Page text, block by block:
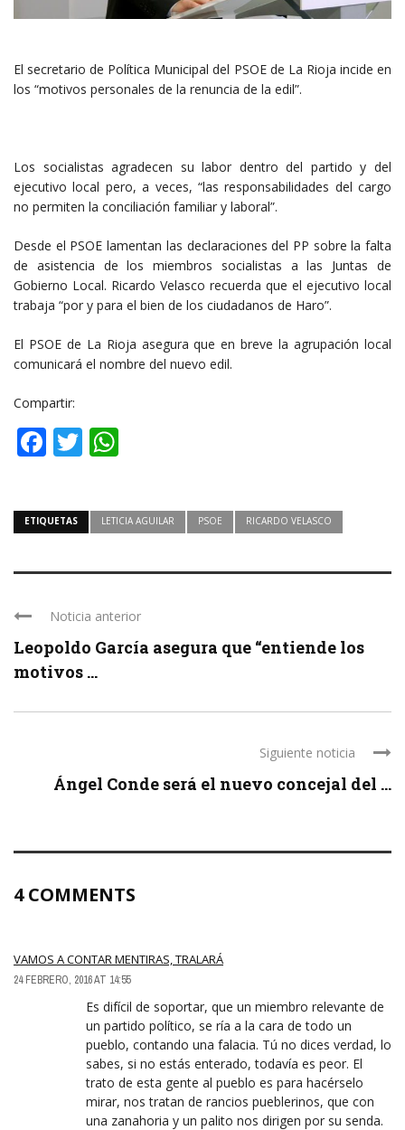
El secretario de Política Municipal del PSOE de La Rioja incide en
los “motivos personales de la renuncia de la edil”.
Los socialistas agradecen su labor dentro del partido y del
ejecutivo local pero, a veces, “las responsabilidades del cargo
no permiten la conciliación familiar y laboral”.
Desde el PSOE lamentan las declaraciones del PP sobre la falta
de asistencia de los miembros socialistas a las Juntas de
Gobierno Local. Ricardo Velasco recuerda que el ejecutivo local
trabaja “por y para el bien de los ciudadanos de Haro”.
El PSOE de La Rioja asegura que en breve la agrupación local
comunicará el nombre del nuevo edil.
Compartir:
Facebook
Twitter
ETIQUETAS LETICIA AGUILAR PSOE RICARDO VELASCO
Noticia anterior
Leopoldo García asegura que “entiende los
motivos ...
Siguiente noticia
Ángel Conde será el nuevo concejal del ...
4 COMMENTS
VAMOS A CONTAR MENTIRAS, TRALARÁ
24 FEBRERO, 2016 AT 14:55
Es difícil de soportar, que un miembro relevante de
un partido político, se ría a la cara de todo un
pueblo, contando una falacia. Tú no dices verdad, lo
sabes, si no estás enterado, todavía es peor. El
trato de esta gente al pueblo es para hacérselo
mirar, nos tratan de rancios pueblerinos, que con
una zanahoria y un palito nos dirigen por su senda.